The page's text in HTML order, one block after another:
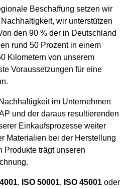
Beschaffung setzen wir
wir unterstützen
den 90 % der in Deutschland
rund 50 Prozent in einem
Kilometern von unserem
Voraussetzungen für eine
im Unternehmen
und der daraus resultierenden
Einkaufsprozesse weiter
Materialien bei der Herstellung
Produkte trägt unseren
, ISO 50001, ISO 45001 oder